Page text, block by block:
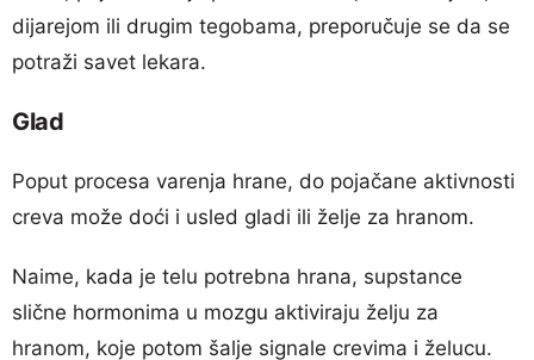
dijarejom ili drugim tegobama, preporučuje se da se
potraži savet lekara.
Glad
Poput procesa varenja hrane, do pojačane aktivnosti
creva može doći i usled gladi ili želje za hranom.
Naime, kada je telu potrebna hrana, supstance
slične hormonima u mozgu aktiviraju želju za
hranom, koje potom šalje signale crevima i želucu.